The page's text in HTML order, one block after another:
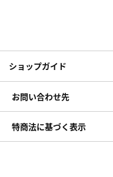
ショップガイド
お問い合わせ先
特商法に基づく表示